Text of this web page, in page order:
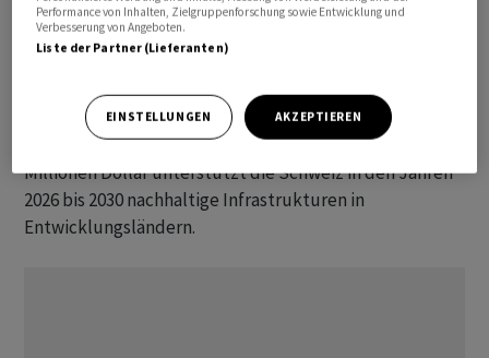
Attraktivität des Kontinents für Handel und
Investitionen, schrieb der Bundesrat. Davon profitiere
Gleiches gilt für den finanziellen Beitrag der Schweiz
zur «Private Infrastructure Development Group». Mit 70
Millionen Dollar unterstützt die Schweiz in den Jahren
2026 bis 2030 nachhaltige Infrastrukturen in
Entwicklungsländern.
Performance von Inhalten, Zielgruppenforschung sowie Entwicklung und
Verbesserung von Angeboten.
Liste der Partner (Lieferanten)
EINSTELLUNGEN AKZEPTIEREN